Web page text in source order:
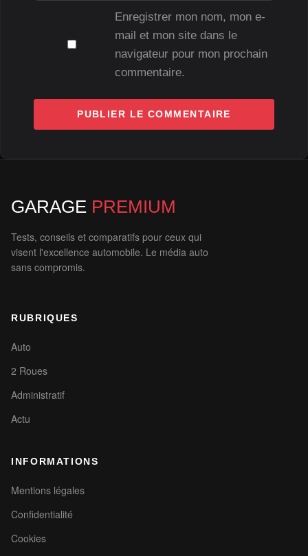
Enregistrer mon nom, mon e-
mail et mon site dans le
navigateur pour mon prochain
commentaire.
GARAGE PREMIUM
Tests, conseils et comparatifs pour ceux qui
visent l'excellence automobile. Le média auto
sans compromis.
RUBRIQUES
Auto
2 Roues
Administratif
Actu
INFORMATIONS
Mentions légales
Confidentialité
Cookies